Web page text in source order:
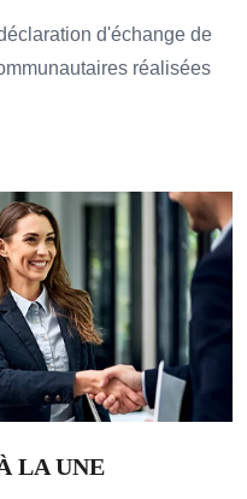
d'échange de
réalisées
LA UNE